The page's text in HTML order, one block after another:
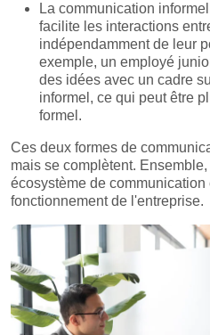
La communication
facilite les interactions
indépendamment de leur
exemple, un employé
des idées avec un cadre
informel, ce qui peut être
formel.
Ces deux formes de
mais se complètent.
écosystème de
fonctionnement de l'entreprise.